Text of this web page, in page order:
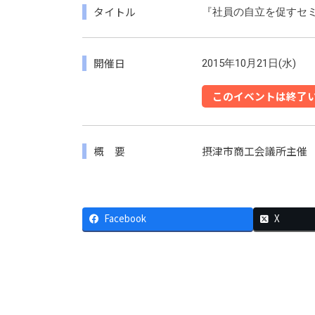
タイトル 『社員の自立を促すセ
開催日 2015年10月21日(水)
このイベントは終了
概 要 摂津市商工会議所主催
Facebook X